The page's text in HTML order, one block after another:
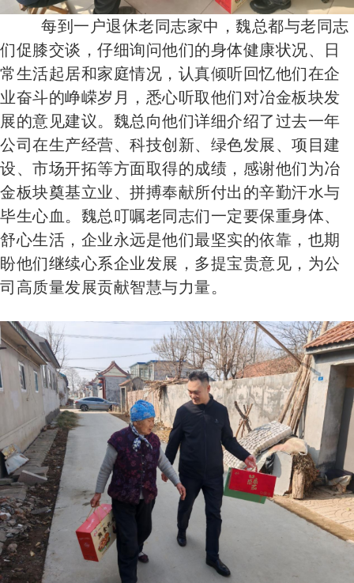
每到一户退休老同志家中，魏总都与老同志
们促膝交谈，仔细询问他们的身体健康状况、日
常生活起居和家庭情况，认真倾听回忆他们在企
业奋斗的峥嵘岁月，悉心听取他们对冶金板块发
展的意见建议。魏总向他们详细介绍了过去一年
公司在生产经营、科技创新、绿色发展、项目建
设、市场开拓等方面取得的成绩，感谢他们为冶
金板块奠基立业、拼搏奉献所付出的辛勤汗水与
毕生心血。魏总叮嘱老同志们一定要保重身体、
舒心生活，企业永远是他们最坚实的依靠，也期
盼他们继续心系企业发展，多提宝贵意见，为公
司高质量发展贡献智慧与力量。